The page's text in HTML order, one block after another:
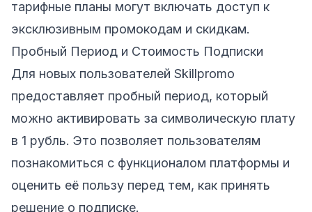
тарифные планы могут включать доступ к
эксклюзивным промокодам и скидкам.
Пробный Период и Стоимость Подписки
Для новых пользователей Skillpromo
предоставляет пробный период, который
можно активировать за символическую плату
в 1 рубль. Это позволяет пользователям
познакомиться с функционалом платформы и
оценить её пользу перед тем, как принять
решение о подписке.